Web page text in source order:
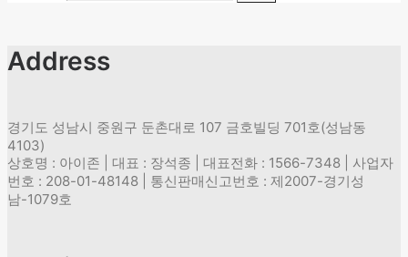
Address
경기도 성남시 중원구 둔촌대로 107 금호빌딩 701호(성남동
4103)
상호명 : 아이존 | 대표 : 장석종 | 대표전화 : 1566-7348 | 사업자
번호 : 208-01-48148 | 통신판매신고번호 : 제2007-경기성
남-1079호